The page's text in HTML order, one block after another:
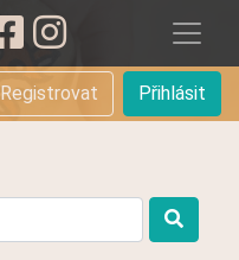
Registrovat Přihlásit